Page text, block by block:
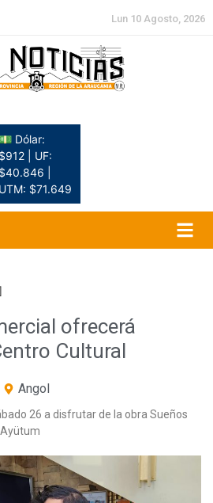
Lun 10 Agosto, 2026
💵 Dólar:
$912 | UF:
$40.846 |
UTM: $71.649
ofrecerá
Cultural
Angol
26 a disfrutar de la obra Sueños